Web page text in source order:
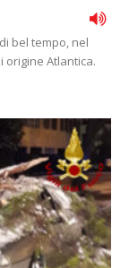
bel tempo, nel
origine Atlantica.